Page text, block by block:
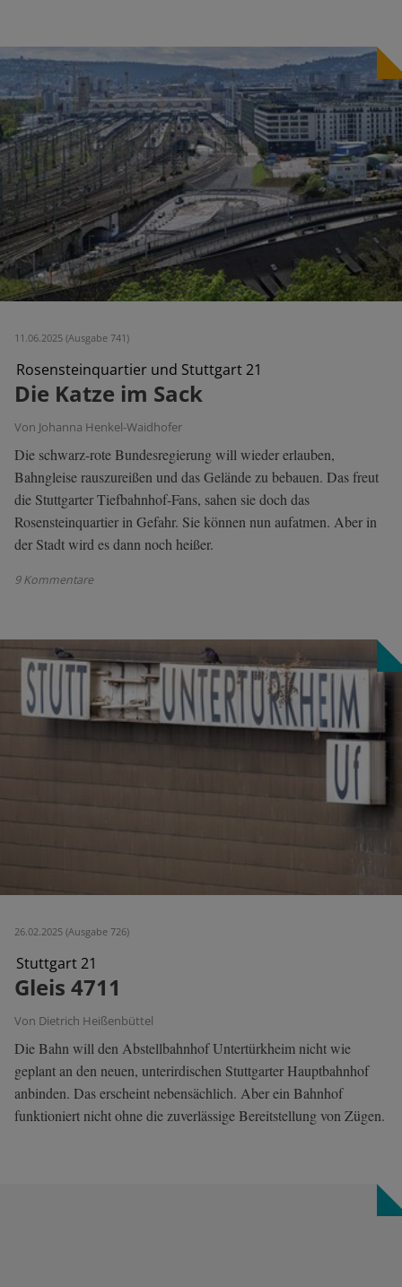
11.06.2025 (Ausgabe 741)
Rosensteinquartier und Stuttgart 21
Die Katze im Sack
Von Johanna Henkel-Waidhofer
Die schwarz-rote Bundesregierung will wieder erlauben,
Bahngleise rauszureißen und das Gelände zu bebauen. Das freut
die Stuttgarter Tiefbahnhof-Fans, sahen sie doch das
Rosensteinquartier in Gefahr. Sie können nun aufatmen. Aber in
der Stadt wird es dann noch heißer.
9 Kommentare
26.02.2025 (Ausgabe 726)
Stuttgart 21
Gleis 4711
Von Dietrich Heißenbüttel
Die Bahn will den Abstellbahnhof Untertürkheim nicht wie
geplant an den neuen, unterirdischen Stuttgarter Hauptbahnhof
anbinden. Das erscheint nebensächlich. Aber ein Bahnhof
funktioniert nicht ohne die zuverlässige Bereitstellung von Zügen.